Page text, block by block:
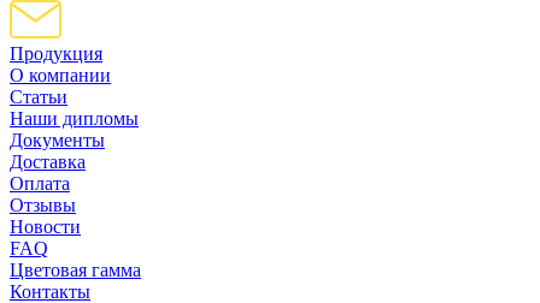
Продукция
О компании
Статьи
Наши дипломы
Документы
Доставка
Оплата
Отзывы
Новости
FAQ
Цветовая гамма
Контакты